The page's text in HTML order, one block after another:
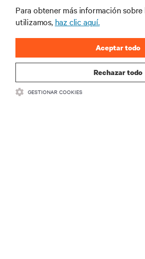
REGÍSTRATE
Para obtener más información sobre
utilizamos, haz clic aquí.
Rechazar todo
Aceptar todo
GESTIONAR COOKIES